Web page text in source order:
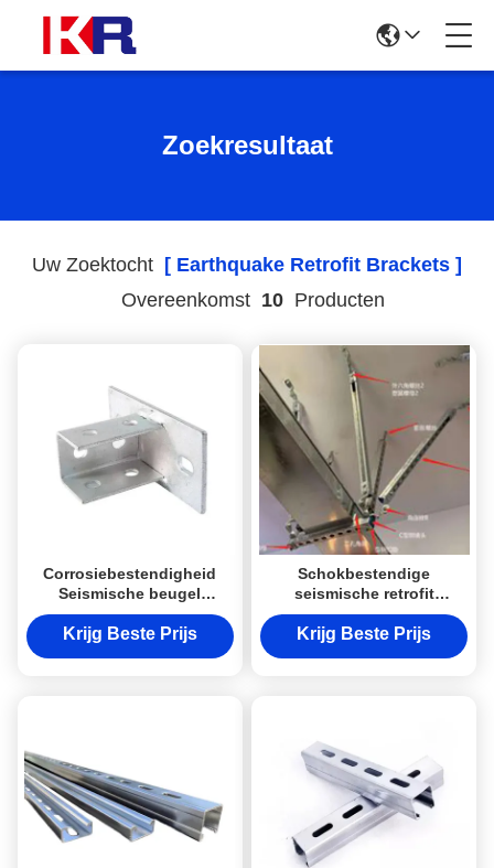
Zoekresultaat
Uw Zoektocht [ Earthquake Retrofit Brackets ]
Overeenkomst 10Producten
Corrosiebestendigheid
Seismische beugel
Makkelijk zelfstandig
bouwen Aardbevingen
Krijg Beste Prijs
Schokbestendige
seismische retrofit
brackets gegalvaniseerde
aardbevingsbasis braces
Krijg Beste Prijs